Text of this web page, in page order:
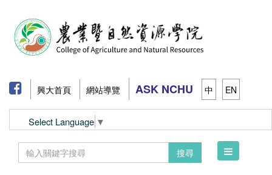
興大首頁 網站導覽 ASK NCHU 中 EN
Select Language ▼
搜尋
Toggle